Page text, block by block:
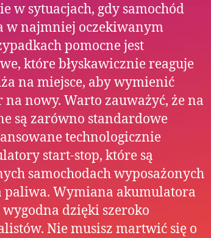
w sytuacjach, gdy samochód
w najmniej oczekiwanym
pomocne jest
które błyskawicznie reaguje
na miejsce, aby wymienić
nowy. Warto zauważyć, że na
są zarówno standardowe
technologicznie
start-stop, które są
samochodach wyposażonych
paliwa. Wymiana akumulatora
dzięki szeroko
Nie musisz martwić się o